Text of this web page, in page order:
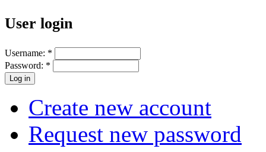
User login
Username: *
Password: *
Create new account
Request new password